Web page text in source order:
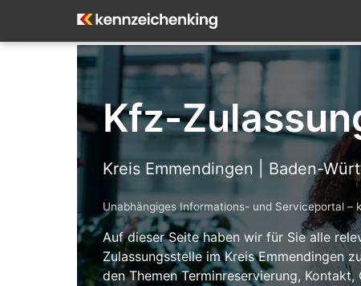
Kfz-
Kreis Emmendingen | Baden-
Unabhängiges Informations- und Serviceportal –
Auf dieser Seite haben wir für Sie alle
Zulassungsstelle im Kreis Emmendingen
den Themen Terminreservierung,